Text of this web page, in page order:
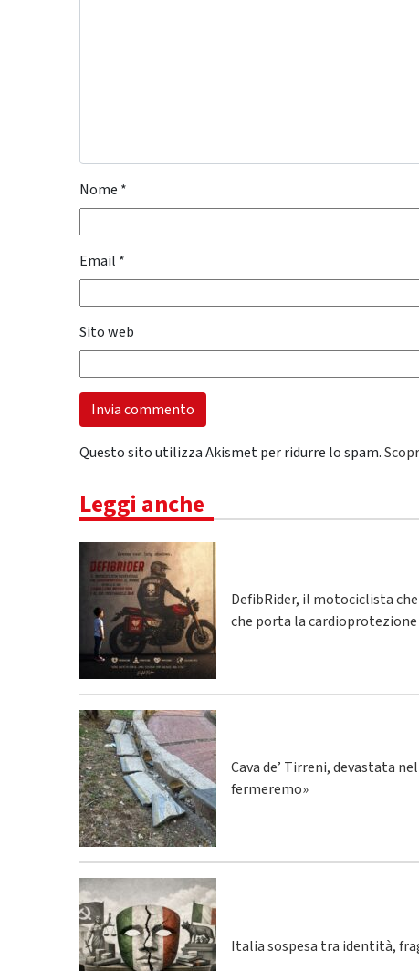
Nome *
Email *
Sito web
Questo sito utilizza Akismet per ridurre lo spam.
Leggi anche
DefibRider, il motociclista
che porta la
Cava de’ Tirreni, devastata
fermeremo»
Italia sospesa tra identità,